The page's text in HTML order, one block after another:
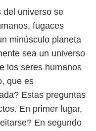
del universo se
manos, fugaces
minúsculo planeta
sea un universo
los seres humanos
que es
Estas preguntas
En primer lugar,
En segundo